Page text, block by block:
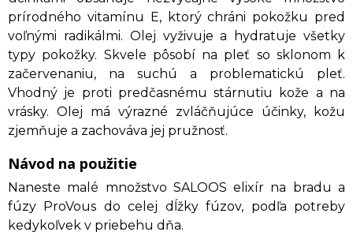
prírodného vitamínu E, ktorý chráni pokožku pred
voľnými radikálmi. Olej vyživuje a hydratuje všetky
typy pokožky. Skvele pôsobí na pleť so sklonom k
začervenaniu, na suchú a problematickú pleť.
Vhodný je proti predčasnému stárnutiu kože a na
vrásky. Olej má výrazné zvláčňujúce účinky, kožu
zjemňuje a zachováva jej pružnosť.
Návod na použitie
Naneste malé množstvo SALOOS elixír na bradu a
fúzy ProVous do celej dĺžky fúzov, podľa potreby
kedykoľvek v priebehu dňa.